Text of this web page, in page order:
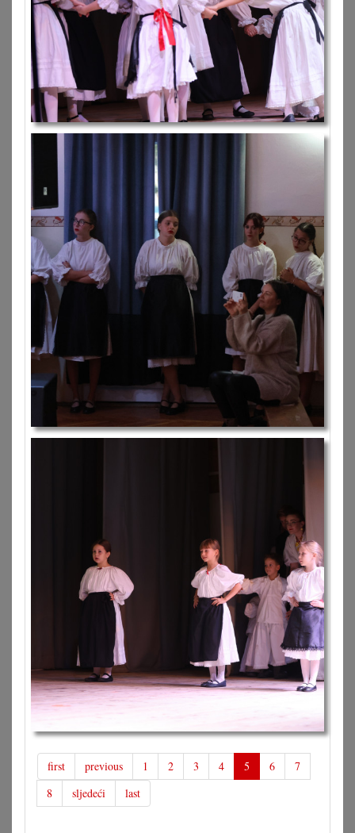
first previous 1 2 3 4 5 6
7
8
sljedeći last